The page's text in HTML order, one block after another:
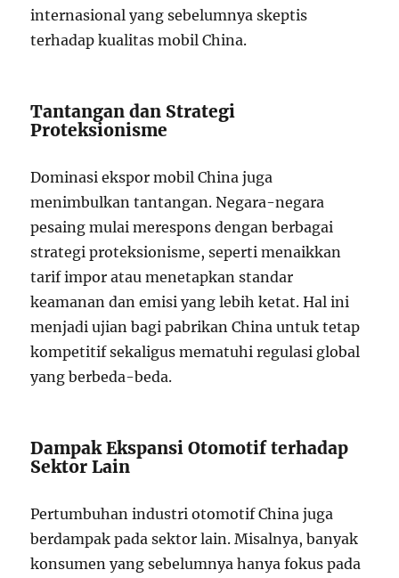
internasional yang sebelumnya skeptis
terhadap kualitas mobil China.
Tantangan dan Strategi
Proteksionisme
Dominasi ekspor mobil China juga
menimbulkan tantangan. Negara-negara
pesaing mulai merespons dengan berbagai
strategi proteksionisme, seperti menaikkan
tarif impor atau menetapkan standar
keamanan dan emisi yang lebih ketat. Hal ini
menjadi ujian bagi pabrikan China untuk tetap
kompetitif sekaligus mematuhi regulasi global
yang berbeda-beda.
Dampak Ekspansi Otomotif terhadap
Sektor Lain
Pertumbuhan industri otomotif China juga
berdampak pada sektor lain. Misalnya, banyak
konsumen yang sebelumnya hanya fokus pada